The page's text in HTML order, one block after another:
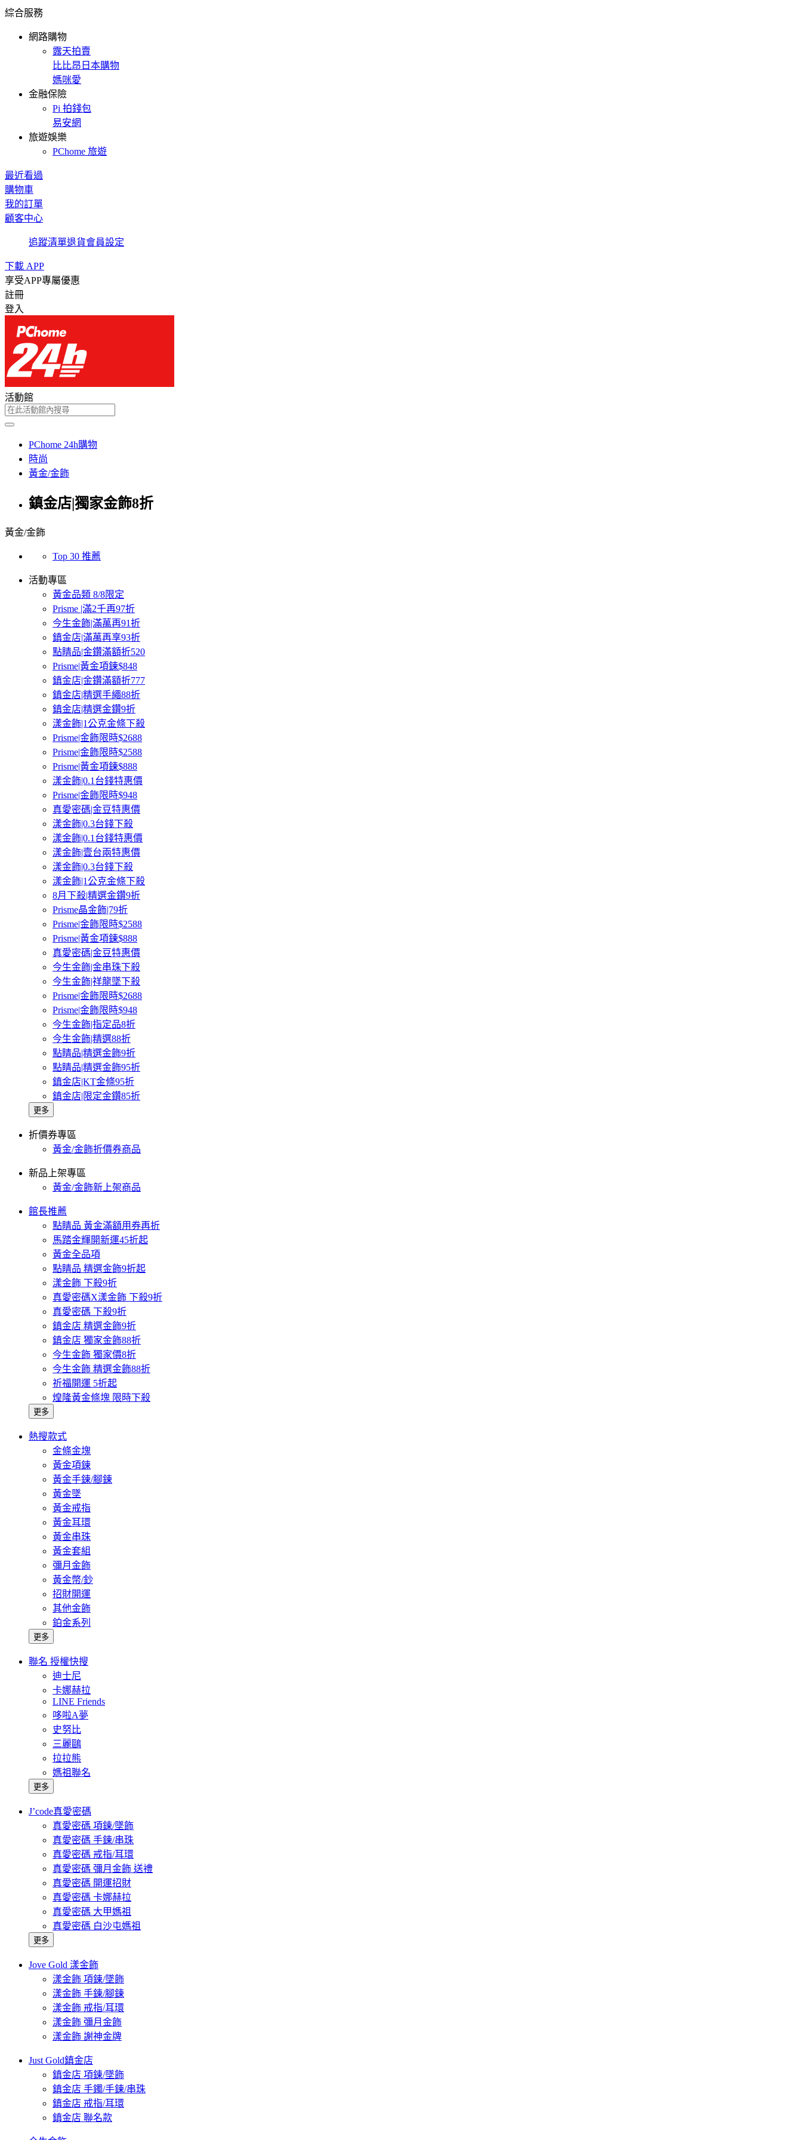
綜合服務
網路購物
露天拍賣
比比昂日本購物
媽咪愛
金融保險
Pi 拍錢包
易安網
旅遊娛樂
PChome 旅遊
最近看過
購物車
我的訂單
顧客中心
追蹤清單退貨會員設定
下載 APP
享受APP專屬優惠
註冊
登入
活動館
PChome 24h購物
時尚
黃金/金飾
鎮金店|獨家金飾8折
黃金/金飾
Top 30 推薦
活動專區
黃金品類 8/8限定
Prisme |滿2千再97折
今生金飾|滿萬再91折
鎮金店|滿萬再享93折
點睛品|金鑽滿額折520
Prisme|黃金項鍊$848
鎮金店|金鑽滿額折777
鎮金店|精選手繩88折
鎮金店|精選金鑽9折
漾金飾|1公克金條下殺
Prisme|金飾限時$2688
Prisme|金飾限時$2588
Prisme|黃金項鍊$888
漾金飾|0.1台錢特惠價
Prisme|金飾限時$948
真愛密碼|金豆特惠價
漾金飾|0.3台錢下殺
漾金飾|0.1台錢特惠價
漾金飾|壹台兩特惠價
漾金飾|0.3台錢下殺
漾金飾|1公克金條下殺
8月下殺|精選金鑽9折
Prisme晶金飾|79折
Prisme|金飾限時$2588
Prisme|黃金項鍊$888
真愛密碼|金豆特惠價
今生金飾|金串珠下殺
今生金飾|祥龍墜下殺
Prisme|金飾限時$2688
Prisme|金飾限時$948
今生金飾|指定品8折
今生金飾|精選88折
點睛品|精選金飾9折
點睛品|精選金飾95折
鎮金店|KT金條95折
鎮金店|限定金鑽85折
更多
折價券專區
黃金/金飾折價券商品
新品上架專區
黃金/金飾新上架商品
館長推薦
點睛品 黃金滿額用券再折
馬踏金輝開新運45折起
黃金全品項
點睛品 精選金飾9折起
漾金飾 下殺9折
真愛密碼X漾金飾 下殺9折
真愛密碼 下殺9折
鎮金店 精選金飾9折
鎮金店 獨家金飾88折
今生金飾 獨家價8折
今生金飾 精選金飾88折
祈福開運 5折起
煌隆黃金條塊 限時下殺
更多
熱搜款式
金條金塊
黃金項鍊
黃金手鍊/腳鍊
黃金墜
黃金戒指
黃金耳環
黃金串珠
黃金套組
彌月金飾
黃金幣/鈔
招財開運
其他金飾
鉑金系列
更多
聯名 授權快搜
迪士尼
卡娜赫拉
LINE Friends
哆啦A夢
史努比
三麗鷗
拉拉熊
媽祖聯名
更多
J’code真愛密碼
真愛密碼 項鍊/墜飾
真愛密碼 手鍊/串珠
真愛密碼 戒指/耳環
真愛密碼 彌月金飾 送禮
真愛密碼 開運招財
真愛密碼 卡娜赫拉
真愛密碼 大甲媽祖
真愛密碼 白沙屯媽祖
更多
Jove Gold 漾金飾
漾金飾 項鍊/墜飾
漾金飾 手鍊/腳鍊
漾金飾 戒指/耳環
漾金飾 彌月金飾
漾金飾 謝神金牌
Just Gold鎮金店
鎮金店 項鍊/墜飾
鎮金店 手鐲/手鍊/串珠
鎮金店 戒指/耳環
鎮金店 聯名款